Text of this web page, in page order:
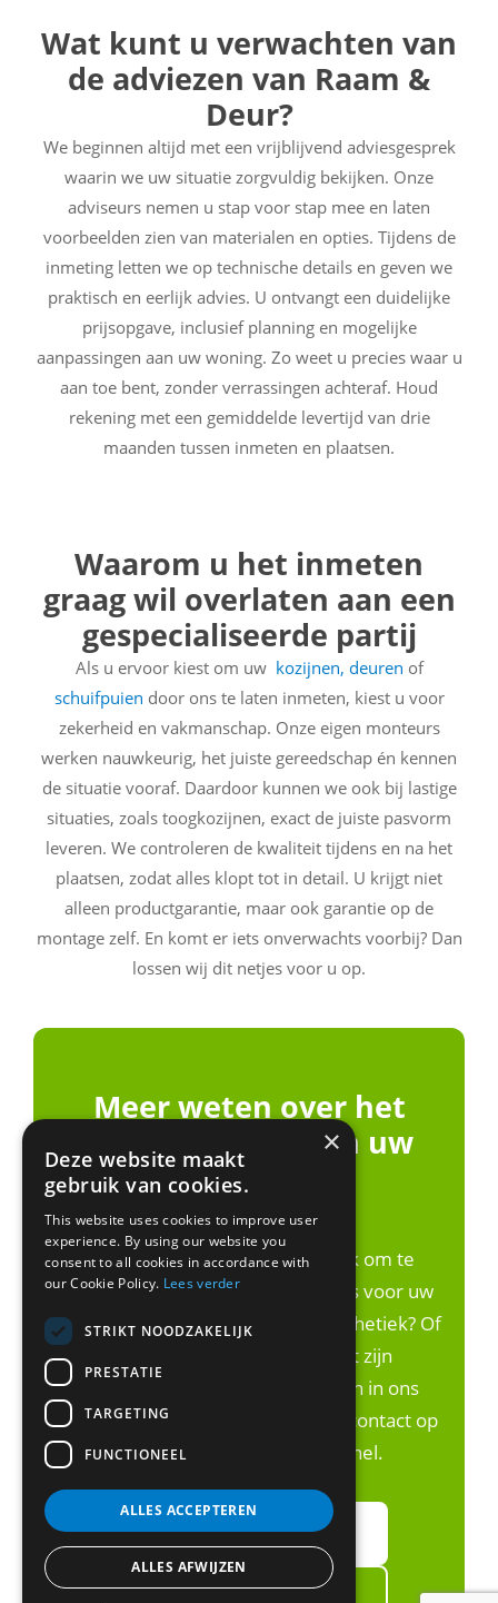
Wat kunt u verwachten van
de adviezen van Raam &
Deur?
We beginnen altijd met een vrijblijvend adviesgesprek
waarin we uw situatie zorgvuldig bekijken. Onze
adviseurs nemen u stap voor stap mee en laten
voorbeelden zien van materialen en opties. Tijdens de
inmeting letten we op technische details en geven we
praktisch en eerlijk advies. U ontvangt een duidelijke
prijsopgave, inclusief planning en mogelijke
aanpassingen aan uw woning. Zo weet u precies waar u
aan toe bent, zonder verrassingen achteraf. Houd
rekening met een gemiddelde levertijd van drie
maanden tussen inmeten en plaatsen.
Waarom u het inmeten
graag wil overlaten aan een
gespecialiseerde partij
Als u ervoor kiest om uw kozijnen, deuren of
schuifpuien door ons te laten inmeten, kiest u voor
zekerheid en vakmanschap. Onze eigen monteurs
werken nauwkeurig, het juiste gereedschap én kennen
de situatie vooraf. Daardoor kunnen we ook bij lastige
situaties, zoals toogkozijnen, exact de juiste pasvorm
leveren. We controleren de kwaliteit tijdens en na het
plaatsen, zodat alles klopt tot in detail. U krijgt niet
alleen productgarantie, maar ook garantie op de
montage zelf. En komt er iets onverwachts voorbij? Dan
lossen wij dit netjes voor u op.
Meer weten over het
laten inmeten van uw
woning?
Wij gaan graag met u in gesprek om te
achterhalen wat de beste keuze is voor uw
situatie. Gaat het bij u puur om esthetiek? Of
wilt u ook verduurzamen? Dit zijn
onderwerpen die wij meenemen in ons
advies. Neem geheel vrijblijvend contact op
en dan spreken we elkaar snel.
Neem contact met ons op
×
Deze website maakt
gebruik van cookies.
This website uses cookies to improve user
experience. By using our website you
consent to all cookies in accordance with
our Cookie Policy. Lees verder
STRIKT NOODZAKELIJK
PRESTATIE
TARGETING
FUNCTIONEEL
ALLES ACCEPTEREN
ALLES AFWIJZEN